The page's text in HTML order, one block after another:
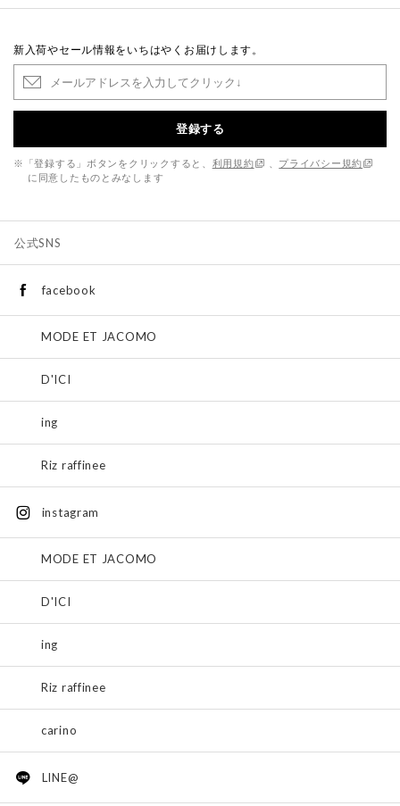
新入荷やセール情報をいちはやくお届けします。
登録する
※「登録する」ボタンをクリックすると、 利用規約
プライバシー規約
に同意したものとみなします
公式SNS
facebook
MODE ET JACOMO
D'ICI
ing
Riz raffinee
instagram
MODE ET JACOMO
D'ICI
ing
Riz raffinee
carino
LINE@